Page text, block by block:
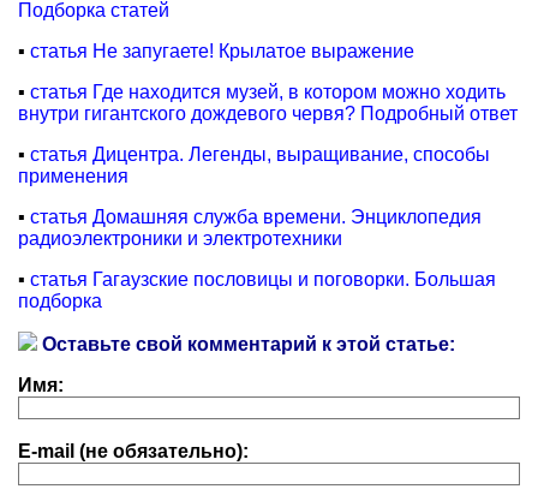
Подборка статей
▪ статья Не запугаете! Крылатое выражение
▪ статья Где находится музей, в котором можно ходить
внутри гигантского дождевого червя? Подробный ответ
▪ статья Дицентра. Легенды, выращивание, способы
применения
▪ статья Домашняя служба времени. Энциклопедия
радиоэлектроники и электротехники
▪ статья Гагаузские пословицы и поговорки. Большая
подборка
Оставьте свой комментарий к этой статье:
Имя:
E-mail (не обязательно):